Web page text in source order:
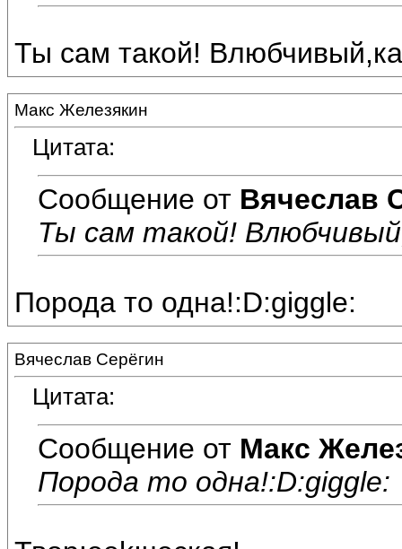
Ты сам такой!
Макс Железякин
Цитата:
Сообщение от Вячеслав
Ты сам такой!
Порода то одна!:D:giggle:
Вячеслав Серёгин
Цитата:
Сообщение от Макс
Порода то одна!:D:giggle: